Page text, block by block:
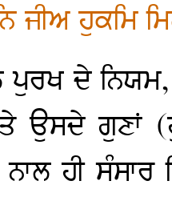
ਜੀਅ ਹੁਕਮਿ
ਦੇ ਨਿਯਮ,
ਉਸਦੇ ਗੁਣਾਂ
ਹੀ